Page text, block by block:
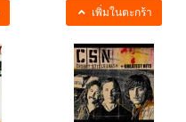
เพิ่มในตะกร้า